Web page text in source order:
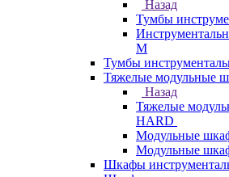
Назад
Тумбы
M
Тумбы
Тяжелые модульные
Назад
Тяжелые
HARD
Модульные
Модульные
Шкафы